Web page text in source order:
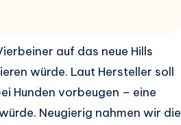
auf das neue Hills
würde. Laut Hersteller soll
Hunden vorbeugen – eine
Neugierig nahmen wir die